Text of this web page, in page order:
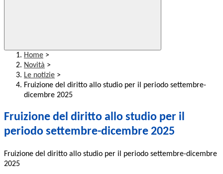
Home >
Novità >
Le notizie >
Fruizione del diritto allo studio per il periodo settembre-
dicembre 2025
Fruizione del diritto allo studio per il
periodo settembre-dicembre 2025
Fruizione del diritto allo studio per il periodo settembre-dicembre
2025